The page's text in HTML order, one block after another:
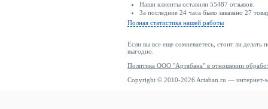
Наши клиенты оставили 55487 отзывов.
За последние 24 часа было заказано 27
Полная статистика нашей работы
Если вы все еще сомневаетесь, стоит ли делать
выгодно.
Политика ООО "Артабана" в отношении
Copyright © 2010-2026 Artaban.ru — интернет-